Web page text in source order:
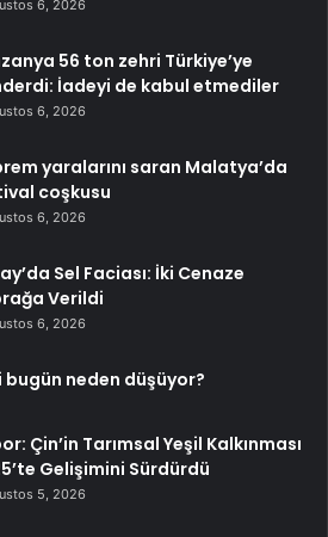
6, 2026
56 ton zehri Türkiye’ye
İadeyi de kabul etmediler
6, 2026
yaralarını saran Malatya’da
coşkusu
6, 2026
Sel Faciası: İki Cenaze
Verildi
6, 2026
neden düşüyor?
Çin’in Tarımsal Yeşil Kalkınması
Gelişimini Sürdürdü
5, 2026